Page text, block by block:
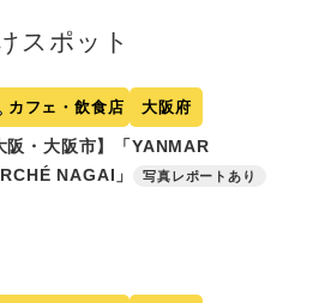
スポット
カフェ・飲食店 大阪府
阪・大阪市】「YANMAR
NAGAI」
写真レポートあり